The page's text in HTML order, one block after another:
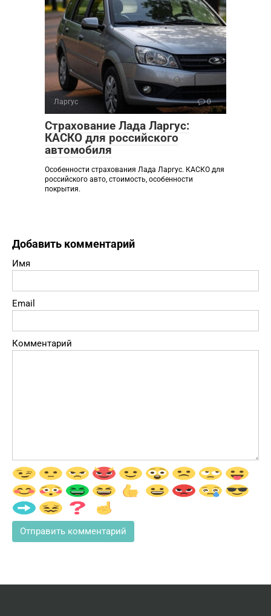
Ларгус 0
Страхование Лада Ларгус:
КАСКО для российского
автомобиля
Особенности страхования Лада Ларгус. КАСКО для
российского авто, стоимость, особенности
покрытия.
Добавить комментарий
Имя
Email
Комментарий